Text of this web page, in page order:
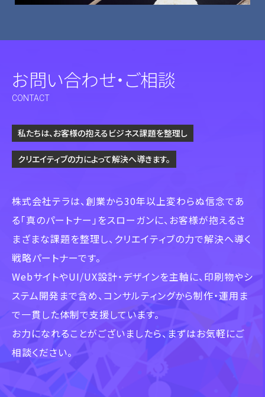
お問い合わせ・ご相談
CONTACT
私たちは、お客様の抱えるビジネス課題を整理し
クリエイティブの力によって解決へ導きます。
株式会社テラは、創業から30年以上変わらぬ信念であ
る「真のパートナー」をスローガンに、 お客様が抱えるさ
まざまな課題を整理し、クリエイティブの力で解決へ導く
戦略パートナーです。
WebサイトやUI/UX設計・デザインを主軸に、印刷物やシ
ステム開発まで含め、 コンサルティングから制作・運用ま
で一貫した体制で支援しています。
お力になれることがございましたら、まずはお気軽にご
相談ください。